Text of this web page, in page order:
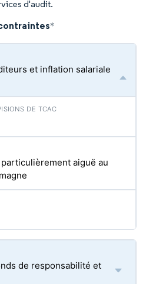
d'audit.
*
et inflation salariale
aiguë au
de responsabilité et